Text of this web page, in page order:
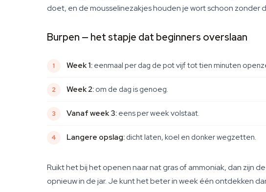
doet, en de mousselinezakjes houden je wort schoon
Burpen — het stapje dat beginners overslaan
Week 1:eenmaal per dag de pot vijf tot tien minuten
Week 2:om de dag is genoeg.
Vanaf week 3:eens per week volstaat.
Langere opslag:dicht laten, koel en donker wegzetten.
Ruikt het bij het openen naar nat gras of ammoniak, dan zijn
opnieuw in de jar. Je kunt het beter in week één ontdekken